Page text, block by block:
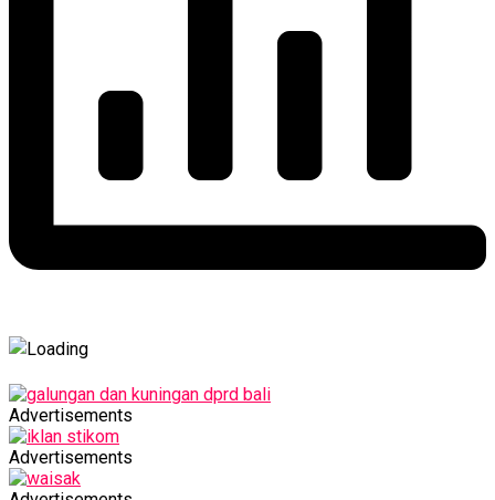
Advertisements
Advertisements